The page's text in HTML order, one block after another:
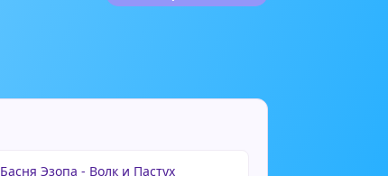
Басня Эзопа - Волк и Пастух